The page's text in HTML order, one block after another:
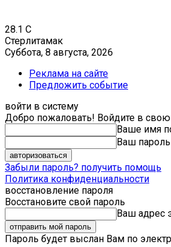
28.1 C
Стерлитамак
Суббота, 8 августа, 2026
Реклама на сайте
Предложить событие
войти в систему
Добро пожаловать! Войдите в свою
Ваше имя
Ваш пароль
Забыли пароль? получить помощь
Политика конфиденциальности
восстановление пароля
Восстановите свой пароль
Ваш адрес
Пароль будет выслан Вам по